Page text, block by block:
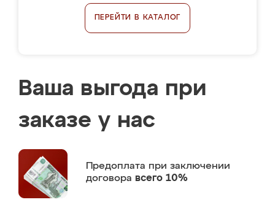
ПЕРЕЙТИ В КАТАЛОГ
Ваша выгода при
заказе у нас
Предоплата при заключении
договора всего 10%